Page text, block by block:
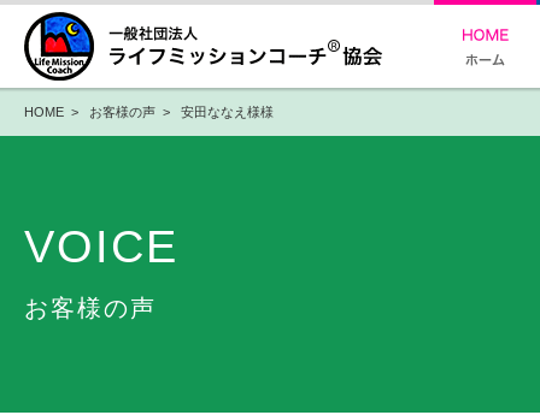
HOME > お客様の声 > 安田ななえ様様
VOICE
お客様の声